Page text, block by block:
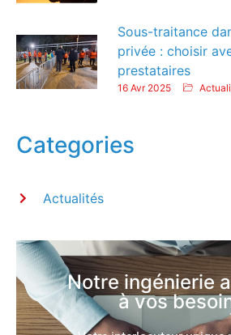
Sous-traitance
privée : choisir
prestataires
16 Avr 2025
Categories
Actualités
Notre ingénierie
à vos